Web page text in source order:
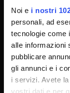
Noi e i nostri
personali, ad
tecnologie come
alle informazioni
pubblicare
gli annunci e i
i servizi. Avete
vostri dati e per
Albo Ufficiale
Concorsi
Gare di appalto
Atti di notifica
Note legali